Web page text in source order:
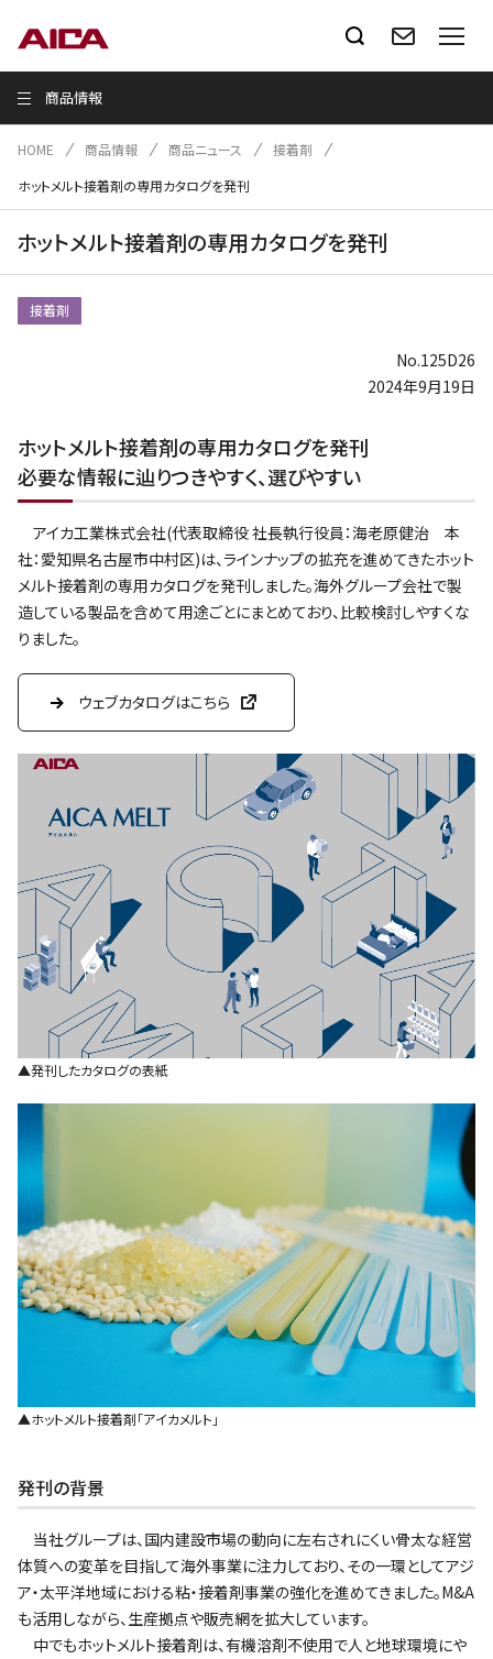
商品情報
HOME 商品情報 商品ニュース
接着剤
ホットメルト接着剤の専用カタログを発刊
ホットメルト接着剤の専用カタログを発刊
接着剤
No.125D26
2024年9月19日
ホットメルト接着剤の専用カタログを発刊
必要な情報に辿りつきやすく、選びやすい
アイカ工業株式会社(代表取締役 社長執行役員：海老原健治 本
社：愛知県名古屋市中村区)は、ラインナップの拡充を進めてきたホット
メルト接着剤の専用カタログを発刊しました。海外グループ会社で製
造している製品を含めて用途ごとにまとめており、比較検討しやすくな
りました。
ウェブカタログはこちら
▲発刊したカタログの表紙
▲ホットメルト接着剤｢アイカメルト｣
発刊の背景
当社グループは、国内建設市場の動向に左右されにくい骨太な経営
体質への変革を目指して海外事業に注力しており、その一環としてアジ
ア・太平洋地域における粘・接着剤事業の強化を進めてきました。M&A
も活用しながら、生産拠点や販売網を拡大しています。
中でもホットメルト接着剤は、有機溶剤不使用で人と地球環境にや